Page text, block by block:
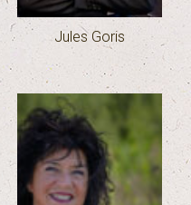
Jules Goris